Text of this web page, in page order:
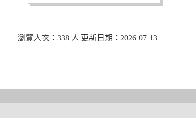
瀏覽人次：338 人 更新日期：2026-07-13